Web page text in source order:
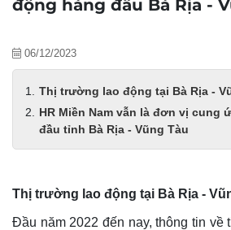
động hàng đầu Bà Rịa -
06/12/2023
Thị trường lao động tại Bà Rịa -
HR Miền Nam vẫn là đơn vị cung
đầu tỉnh Bà Rịa - Vũng Tàu
Thị trường lao động tại Bà Rịa -
Đầu năm 2022 đến nay, thông tin về